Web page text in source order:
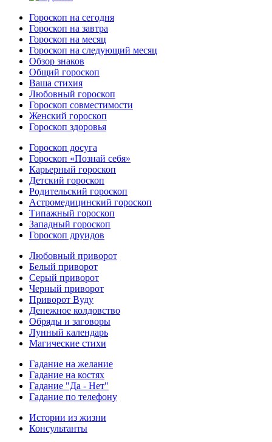
Гороскоп на сегодня
Гороскоп на завтра
Гороскоп на месяц
Гороскоп на следующий месяц
Обзор знаков
Общий гороскоп
Ваша стихия
Любовный гороскоп
Гороскоп совместимости
Женский гороскоп
Гороскоп здоровья
Гороскоп досуга
Гороскоп «Познай себя»
Карьерный гороскоп
Детский гороскоп
Родительский гороскоп
Астромедицинский гороскоп
Типажный гороскоп
Западный гороскоп
Гороскоп друидов
Любовный приворот
Белый приворот
Серый приворот
Черный приворот
Приворот Вуду
Денежное колдовство
Обряды и заговоры
Лунный календарь
Магические стихи
Гадание на желание
Гадание на костях
Гадание "Да - Нет"
Гадание по телефону
Истории из жизни
Консультанты